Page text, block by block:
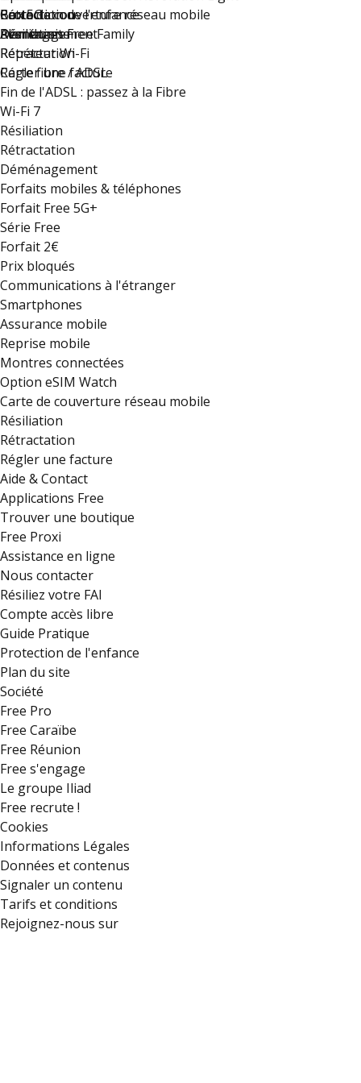
Rétractation
Déménagement
Carte de couverture réseau mobile
Résiliation
Rétractation
Régler une facture
Protection de l'enfance
Plan du site
Box 5G
Avantages Free Family
Répéteur Wi-Fi
Carte fibre / ADSL
Fin de l'ADSL : passez à la Fibre
Wi-Fi 7
Résiliation
Rétractation
Déménagement
Forfaits mobiles & téléphones
Forfait Free 5G+
Série Free
Forfait 2€
Prix bloqués
Communications à l'étranger
Smartphones
Assurance mobile
Reprise mobile
Montres connectées
Option eSIM Watch
Carte de couverture réseau mobile
Résiliation
Rétractation
Régler une facture
Aide & Contact
Applications Free
Trouver une boutique
Free Proxi
Assistance en ligne
Nous contacter
Résiliez votre FAI
Compte accès libre
Guide Pratique
Protection de l'enfance
Plan du site
Société
Free Pro
Free Caraïbe
Free Réunion
Free s'engage
Le groupe Iliad
Free recrute !
Cookies
Informations Légales
Données et contenus
Signaler un contenu
Tarifs et conditions
Rejoignez-nous sur